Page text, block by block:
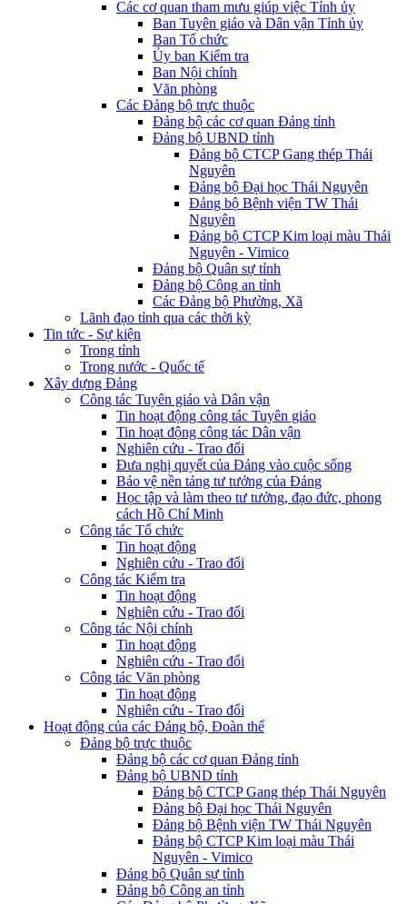
Các cơ quan tham mưu giúp việc Tỉnh ủy
Ban Tuyên giáo và Dân vận Tỉnh ủy
Ban Tổ chức
Ủy ban Kiểm tra
Ban Nội chính
Văn phòng
Các Đảng bộ trực thuộc
Đảng bộ các cơ quan Đảng tỉnh
Đảng bộ UBND tỉnh
Đảng bộ CTCP Gang thép Thái
Nguyên
Đảng bộ Đại học Thái Nguyên
Đảng bộ Bệnh viện TW Thái
Nguyên
Đảng bộ CTCP Kim loại màu Thái
Nguyên - Vimico
Đảng bộ Quân sự tỉnh
Đảng bộ Công an tỉnh
Các Đảng bộ Phường, Xã
Lãnh đạo tỉnh qua các thời kỳ
Tin tức - Sự kiện
Trong tỉnh
Trong nước - Quốc tế
Xây dựng Đảng
Công tác Tuyên giáo và Dân vận
Tin hoạt động công tác Tuyên giáo
Tin hoạt động công tác Dân vận
Nghiên cứu - Trao đổi
Đưa nghị quyết của Đảng vào cuộc sống
Bảo vệ nền tảng tư tưởng của Đảng
Học tập và làm theo tư tưởng, đạo đức, phong
cách Hồ Chí Minh
Công tác Tổ chức
Tin hoạt động
Nghiên cứu - Trao đổi
Công tác Kiểm tra
Tin hoạt động
Nghiên cứu - Trao đổi
Công tác Nội chính
Tin hoạt động
Nghiên cứu - Trao đổi
Công tác Văn phòng
Tin hoạt động
Nghiên cứu - Trao đổi
Hoạt động của các Đảng bộ, Đoàn thể
Đảng bộ trực thuộc
Đảng bộ các cơ quan Đảng tỉnh
Đảng bộ UBND tỉnh
Đảng bộ CTCP Gang thép Thái Nguyên
Đảng bộ Đại học Thái Nguyên
Đảng bộ Bệnh viện TW Thái Nguyên
Đảng bộ CTCP Kim loại màu Thái
Nguyên - Vimico
Đảng bộ Quân sự tỉnh
Đảng bộ Công an tỉnh